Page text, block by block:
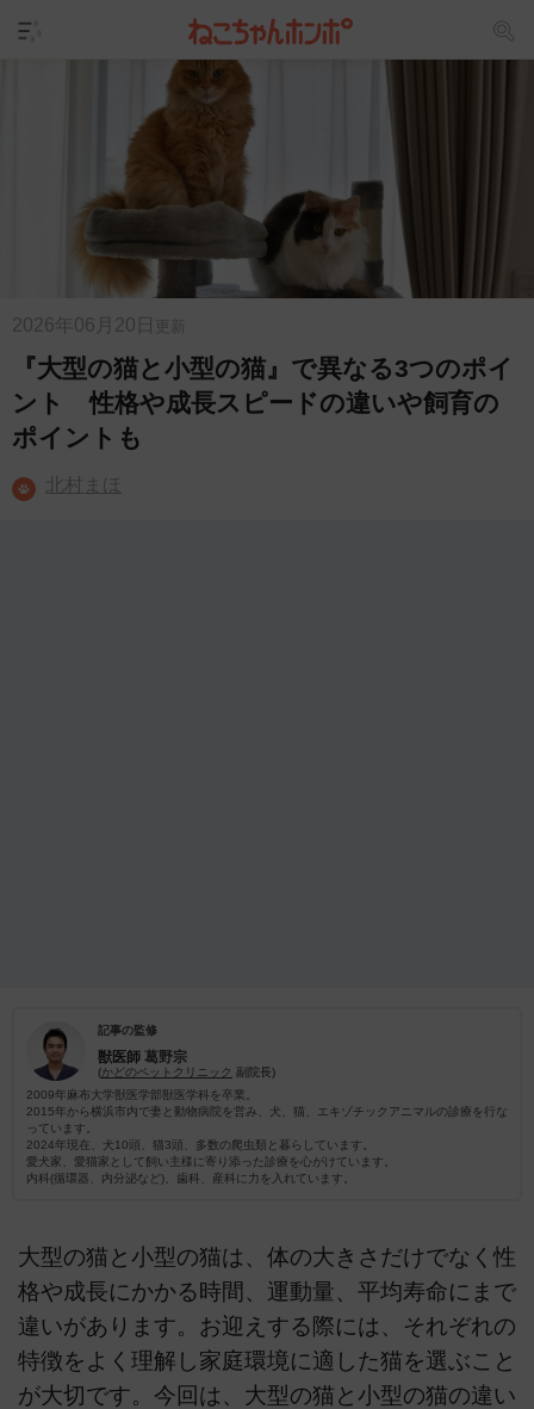
2026年06月20日 更新
『大型の猫と小型の猫』で異なる3つのポイ
ント 性格や成長スピードの違いや飼育の
ポイントも
北村まほ
記事の監修
獣医師 葛野宗
(かどのペットクリニック 副院長)
2009年麻布大学獣医学部獣医学科を卒業。
2015年から横浜市内で妻と動物病院を営み、犬、猫、エキゾチックアニマルの診療を行な
っています。
2024年現在、犬10頭、猫3頭、多数の爬虫類と暮らしています。
愛犬家、愛猫家として飼い主様に寄り添った診療を心がけています。
内科(循環器、内分泌など)、歯科、産科に力を入れています。
大型の猫と小型の猫は、体の大きさだけでなく性
格や成長にかかる時間、運動量、平均寿命にまで
違いがあります。お迎えする際には、それぞれの
特徴をよく理解し家庭環境に適した猫を選ぶこと
が大切です。今回は、大型の猫と小型の猫の違い